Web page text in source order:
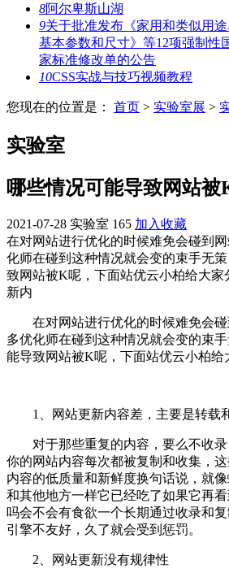
8阿尔卑斯山湖
9关于批准发布《家用和类似用途
基本参数和尺寸》等12项强制性
家标准修改单的公告
10CSS实战与技巧视频教程
您现在的位置是： 首页 > 实验室展 >
实验室
哪些情况可能导致网站被
2021-07-28 实验室 165 加入收藏
在对网站进行优化的时候难免会碰到
化师在碰到这种情况就会变的束手无
致网站被K呢，下面站优云小柏给大家
新内
在对网站进行优化的时候难免会碰
多优化师在碰到这种情况就会变的束
能导致网站被K呢，下面站优云小柏给
1、网站更新内容差，主要是转载
对于那些重复的内容，要么不收录
你的网站内容每次都被复制和收集，
内容的低质量和新鲜度换句话说，就
和其他地方一样它已经吃了如果它再
吗会不会有食欲一个长期通过收录和
引擎不友好，久了就会受到惩罚。
2、网站更新没有规律性